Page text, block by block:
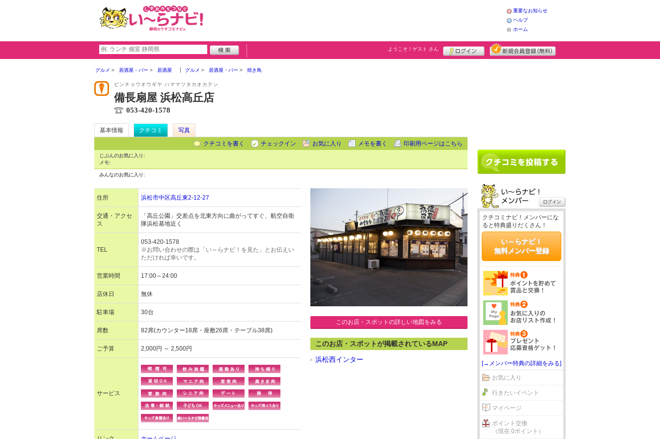
重要なお知らせ
ヘルプ
ホーム
ようこそ！ ゲスト さん
グルメ 居酒屋・バー 居酒屋 グルメ 居酒屋・バー 焼き鳥
ビンチョウオウギヤ ハママツタカオカテン
備長扇屋 浜松高丘店
053-420-1578
基本情報 クチコミ
写真
クチコミを書く
チェックイン お気に入り メモを書く 印刷用ページはこちら
じぶんのお気に入り:
メモ:
みんなのお気に入り:
住所 浜松市中区高丘東2-12-27
交通・アクセ
ス
「高丘公園」交差点を北東方向に曲がってすぐ、航空自衛
隊浜松基地近く
TEL
053-420-1578
※お問い合わせの際は「い～らナビ！を見た」とお伝えい
ただければ幸いです。
営業時間 17:00～24:00
店休日 無休
駐車場 30台
席数 82席(カウンター18席・座敷26席・テーブル38席)
ご予算 2,000円 ～ 2,500円
サービス
このお店・スポットの詳しい地図をみる
このお店・スポットが掲載されているMAP
浜松西インター
クチコミナビ！メンバーにな
ると特典盛りだくさん！
い～らナビ！
無料メンバー登録
[→メンバー特典の詳細をみる]
お気に入り
行きたいイベント
マイページ
ポイント交換
（現在 0ポイント）